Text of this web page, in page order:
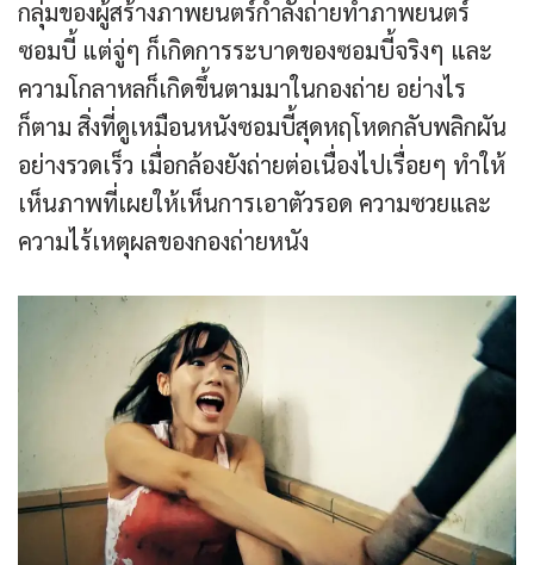
กลุ่มของผู้สร้างภาพยนตร์กำลังถ่ายทำภาพยนตร์
ซอมบี้ แต่จู่ๆ ก็เกิดการระบาดของซอมบี้จริงๆ และ
ความโกลาหลก็เกิดขึ้นตามมาในกองถ่าย อย่างไร
ก็ตาม สิ่งที่ดูเหมือนหนังซอมบี้สุดหฤโหดกลับพลิกผัน
อย่างรวดเร็ว เมื่อกล้องยังถ่ายต่อเนื่องไปเรื่อยๆ ทำให้
เห็นภาพที่เผยให้เห็นการเอาตัวรอด ความซวยและ
ความไร้เหตุผลของกองถ่ายหนัง